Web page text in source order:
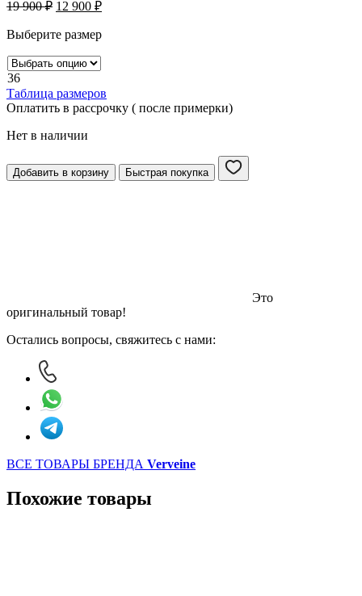
19 900₽ 12 900 ₽
Выберите размер
36
Таблица размеров
Оплатить в рассрочку ( после примерки)
Нет в наличии
Добавить в корзину Быстрая покупка
Это
оригинальный товар!
Остались вопросы, свяжитесь с нами:
ВСЕ ТОВАРЫ БРЕНДА Verveine
Похожие товары